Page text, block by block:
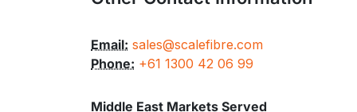
Email: sales@scalefibre.com
Phone: +61 1300 42 06 99
Middle East Markets Served